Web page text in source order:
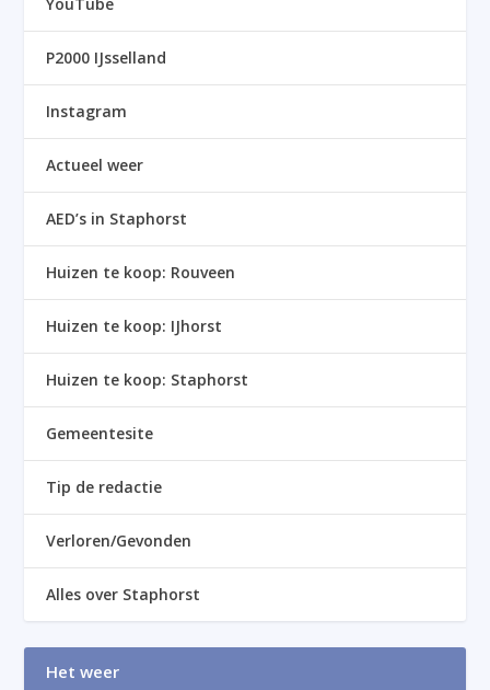
P2000 IJsselland
Instagram
Actueel weer
AED’s in Staphorst
Huizen te koop: Rouveen
Huizen te koop: IJhorst
Huizen te koop: Staphorst
Gemeentesite
Tip de redactie
Verloren/Gevonden
Alles over Staphorst
Het weer